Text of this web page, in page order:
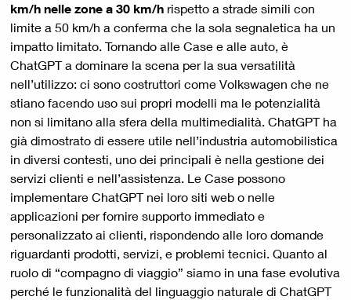
km/h nelle zone a 30 km/h rispetto a strade simili con
limite a 50 km/h a conferma che la sola segnaletica ha un
impatto limitato. Tornando alle Case e alle auto, è
ChatGPT a dominare la scena per la sua versatilità
nell’utilizzo: ci sono costruttori come Volkswagen che ne
stiano facendo uso sui propri modelli ma le potenzialità
non si limitano alla sfera della multimedialità. ChatGPT ha
già dimostrato di essere utile nell’industria automobilistica
in diversi contesti, uno dei principali è nella gestione dei
servizi clienti e nell’assistenza. Le Case possono
implementare ChatGPT nei loro siti web o nelle
applicazioni per fornire supporto immediato e
personalizzato ai clienti, rispondendo alle loro domande
riguardanti prodotti, servizi, e problemi tecnici. Quanto al
ruolo di “compagno di viaggio” siamo in una fase evolutiva
perché le funzionalità del linguaggio naturale di ChatGPT